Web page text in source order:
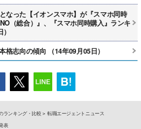
なった【イオンスマホ】が『スマホ同時
（総合）』、『スマホ同時購入』ランキ
格志向の傾向 （14年09月05日）
ランキング・比較
転職エージェントニュース
表